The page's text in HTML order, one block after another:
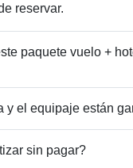
reservar.
paquete vuelo +
y el equipaje están
sin pagar?